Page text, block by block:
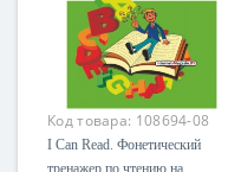
Код товара: 108694-08
I Can Read. Фонетический
тренажер по чтению на